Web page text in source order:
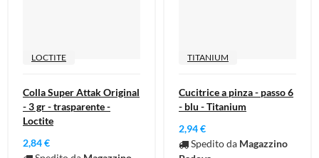
LOCTITE
Colla Super Attak Original
- 3 gr - trasparente -
Loctite
2,84 €
TITANIUM
Cucitrice a pinza - passo 6
- blu - Titanium
2,94 €
Spedito da Magazzino